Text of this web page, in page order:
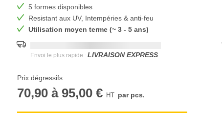
5 formes disponibles
Resistant aux UV, Intempéries & anti-feu
Utilisation moyen terme (~ 3 - 5 ans)
Envoi le plus rapide : LIVRAISON EXPRESS
Prix dégressifs
70,90 à 95,00 € par pcs.